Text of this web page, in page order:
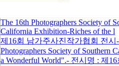
The 16th Photographers Society of
California Exhibition-Riches of the l
제16회 남가주사진작가협회 전
Photographers Society of Southern
a Wonderful World".- 전시명 : 제